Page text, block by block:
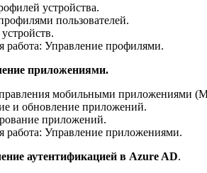
устройства.
пользователей.
работа: Управление профилями.
приложениями.
мобильными приложениями
и обновление приложений.
приложений.
работа: Управление приложениями.
аутентификацией в Azure AD.